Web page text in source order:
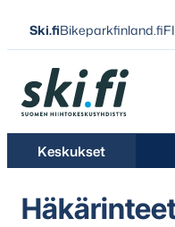
Siirry
suoraan
sisältöön
Ski.fiBikeparkfinland.fi
Ski.fi
Keskukset